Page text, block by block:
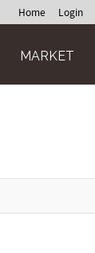
Home Login
MARKET